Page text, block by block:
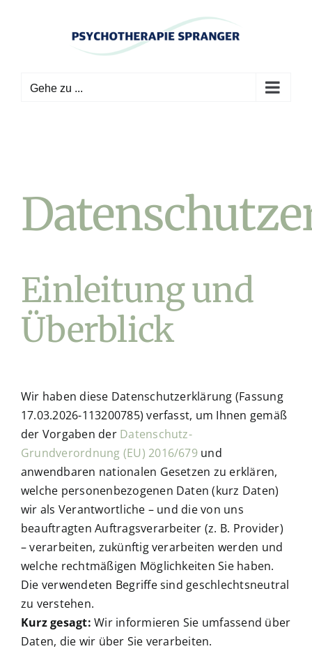
Gehe zu ...
Einleitung und
Überblick
Wir haben diese Datenschutzerklärung (Fassung
17.03.2026-113200785) verfasst, um Ihnen gemäß
der Vorgaben der Datenschutz-
Grundverordnung (EU) 2016/679und
anwendbaren nationalen Gesetzen zu erklären,
welche personenbezogenen Daten (kurz Daten)
wir als Verantwortliche – und die von uns
beauftragten Auftragsverarbeiter (z. B. Provider)
– verarbeiten, zukünftig verarbeiten werden und
welche rechtmäßigen Möglichkeiten Sie haben.
Die verwendeten Begriffe sind geschlechtsneutral
zu verstehen.
Kurz gesagt: Wir informieren Sie umfassend über
Daten, die wir über Sie verarbeiten.